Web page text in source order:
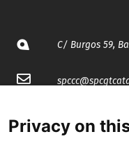
C/ Burgos 59,
spccc@
Privacy on